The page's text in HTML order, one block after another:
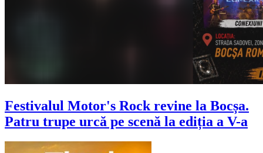
Festivalul Motor's Rock revine la Bocșa.
Patru trupe urcă pe scenă la ediția a V-a